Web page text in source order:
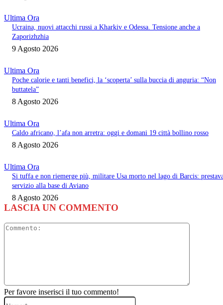
Ultima Ora
Ucraina, nuovi attacchi russi a Kharkiv e Odessa. Tensione anche a
Zaporizhzhia
9 Agosto 2026
Ultima Ora
Poche calorie e tanti benefici, la ‘scoperta’ sulla buccia di anguria: “Non
buttatela”
8 Agosto 2026
Ultima Ora
Caldo africano, l’afa non arretra: oggi e domani 19 città bollino rosso
8 Agosto 2026
Ultima Ora
Si tuffa e non riemerge più, militare Usa morto nel lago di Barcis:
servizio alla base di Aviano
8 Agosto 2026
LASCIA UN COMMENTO
Per favore inserisci il tuo commento!
Nome:*